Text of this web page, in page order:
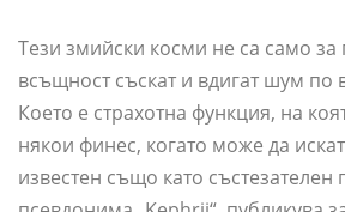
Тези змийски косми не са само за
всъщност съскат и вдигат шум по
Което е страхотна функция, на
някои финес, когато може да
известен също като